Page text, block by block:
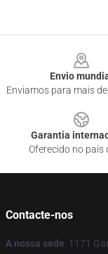
Envio
Enviamos para mais
Garantia
Oferecido no país
Contacte-nos
A nossa sede: 1171